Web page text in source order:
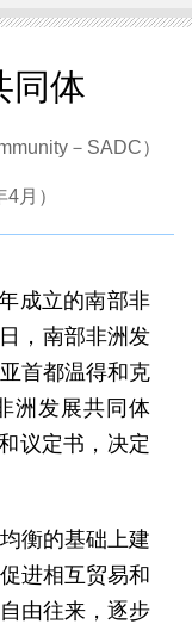
同体
－SADC）
月）
成立的南部非
，南部非洲发
首都温得和克
洲发展共同体
议定书，决定
衡的基础上建
进相互贸易和
由往来，逐步